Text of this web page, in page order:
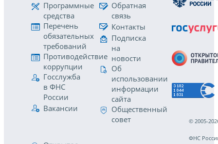
Программные
средства
Перечень
обязательных
требований
Противодействие
коррупции
Госслужба
в ФНС
России
Вакансии
Обратная
связь
Контакты
Подписка
на
новости
Об
использовании
информации
сайта
Общественный
совет
© 2005-
ФНС